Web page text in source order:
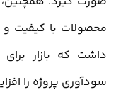
محصولات با کیفیت و
داشت که بازار
سودآوری پروژه را